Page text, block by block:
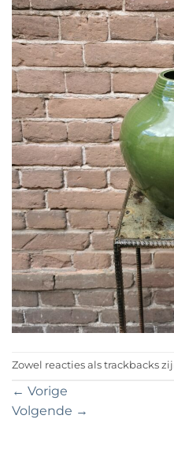
Zowel reacties als trackbacks
← Vorige
Volgende →